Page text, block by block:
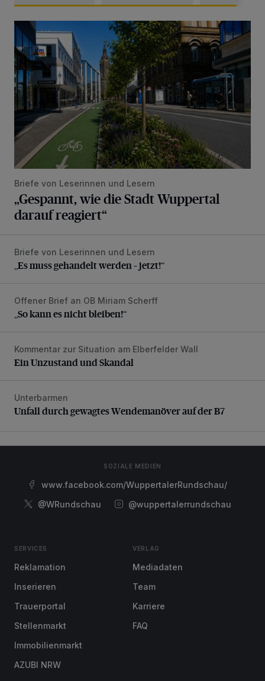
„Gespannt, wie die Stadt Wuppertal darauf reagiert“
Briefe von Leserinnen und Lesern
„Gespannt, wie die Stadt Wuppertal
darauf reagiert“
„Es muss gehandelt werden – jetzt!“
Briefe von Leserinnen und Lesern
„Es muss gehandelt werden – jetzt!“
„So kann es nicht bleiben!“
Offener Brief an OB Miriam Scherff
„So kann es nicht bleiben!“
Ein Unzustand und Skandal
Kommentar zur Situation am Elberfelder Wall
Ein Unzustand und Skandal
Unfall durch gewagtes Wendemanöver auf der B7
Unterbarmen
Unfall durch gewagtes Wendemanöver auf der B7
SOZIALE MEDIEN
www.facebook.com/WuppertalerRundschau/
@WRundschau
@wuppertalerrundschau
SERVICES
Reklamation
Inserieren
Trauerportal
Stellenmarkt
Immobilienmarkt
AZUBI NRW
VERLAG
Mediadaten
Team
Karriere
FAQ